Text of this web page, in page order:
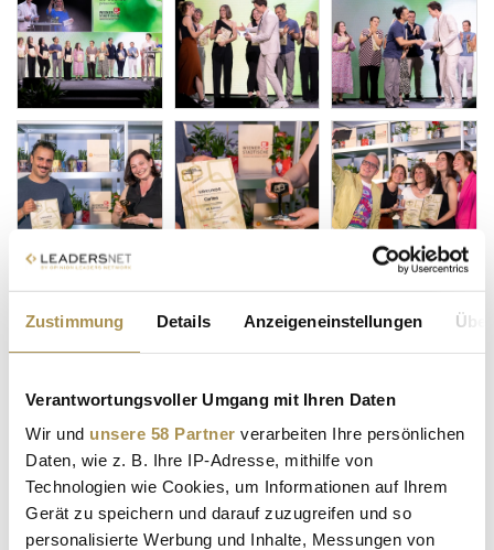
Zustimmung Details Anzeigeneinstellungen
Verantwortungsvoller Umgang mit Ihren Daten
Wir und unsere 58 Partner verarbeiten Ihre persönlichen
Daten, wie z. B. Ihre IP-Adresse, mithilfe von
Technologien wie Cookies, um Informationen auf Ihrem
Gerät zu speichern und darauf zuzugreifen und so
personalisierte Werbung und Inhalte, Messungen von